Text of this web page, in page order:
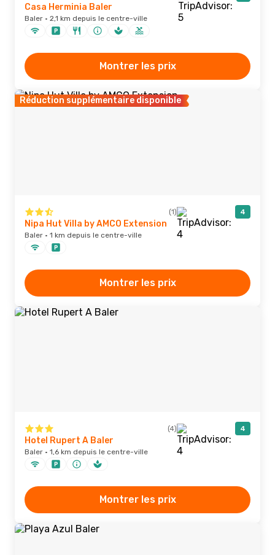
Casa Herminia Baler
Baler · 2,1 km depuis le centre-ville
Montrer les prix
Réduction supplémentaire disponible
(1) 4
Nipa Hut Villa by AMCO Extension
Baler · 1 km depuis le centre-ville
Montrer les prix
(4) 4
Hotel Rupert A Baler
Baler · 1,6 km depuis le centre-ville
Montrer les prix